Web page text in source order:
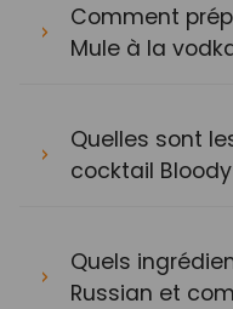
Comment
Mule à la
Quelles sont
cocktail
Quels
Russian et